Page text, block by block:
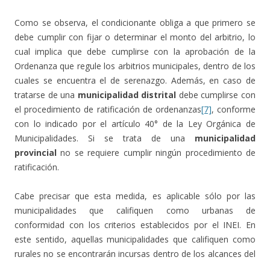
Como se observa, el condicionante obliga a que primero se
debe cumplir con fijar o determinar el monto del arbitrio, lo
cual implica que debe cumplirse con la aprobación de la
Ordenanza que regule los arbitrios municipales, dentro de los
cuales se encuentra el de serenazgo. Además, en caso de
tratarse de una municipalidad distrital debe cumplirse con
el procedimiento de ratificación de ordenanzas[7], conforme
con lo indicado por el artículo 40° de la Ley Orgánica de
Municipalidades. Si se trata de una municipalidad
provincial no se requiere cumplir ningún procedimiento de
ratificación.
Cabe precisar que esta medida, es aplicable sólo por las
municipalidades que califiquen como urbanas de
conformidad con los criterios establecidos por el INEI. En
este sentido, aquellas municipalidades que califiquen como
rurales no se encontrarán incursas dentro de los alcances del